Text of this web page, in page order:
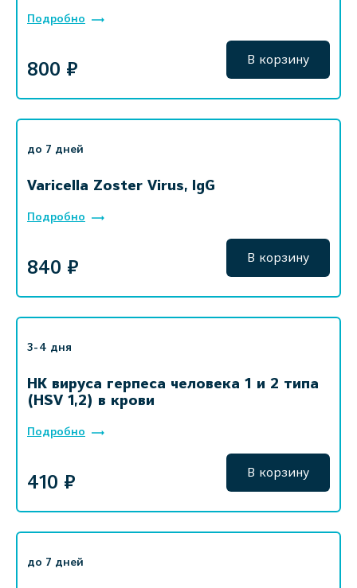
Подробно
800 ₽ В корзину
до 7 дней
Varicella Zoster Virus, IgG
Подробно
840 ₽ В корзину
3-4 дня
НК вируса герпеса человека 1 и 2 типа
(HSV 1,2) в крови
Подробно
410 ₽ В корзину
до 7 дней